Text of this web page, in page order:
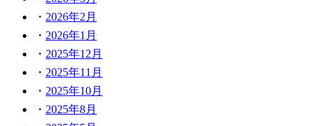
2026年2月
2026年1月
2025年12月
2025年11月
2025年10月
2025年8月